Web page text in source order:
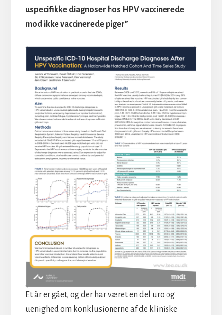
uspecifikke diagnoser hos HPV vaccinerede
mod ikke vaccinerede piger”
Et år er gået, og der har været en del uro og
uenighed om konklusionerne af de kliniske